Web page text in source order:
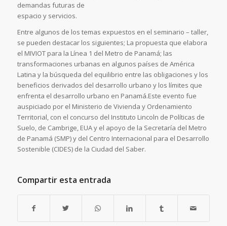
demandas futuras de
espacio y servicios.
Entre algunos de los temas expuestos en el seminario – taller,
se pueden destacar los siguientes; La propuesta que elabora
el MIVIOT para la Línea 1 del Metro de Panamá; las
transformaciones urbanas en algunos países de América
Latina y la búsqueda del equilibrio entre las obligaciones y los
beneficios derivados del desarrollo urbano y los límites que
enfrenta el desarrollo urbano en Panamá.Este evento fue
auspiciado por el Ministerio de Vivienda y Ordenamiento
Territorial, con el concurso del Instituto Lincoln de Políticas de
Suelo, de Cambrige, EUA y el apoyo de la Secretaría del Metro
de Panamá (SMP) y del Centro Internacional para el Desarrollo
Sostenible (CIDES) de la Ciudad del Saber.
Compartir esta entrada